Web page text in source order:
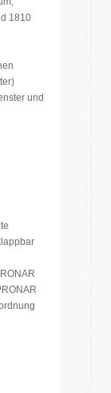
1810
und